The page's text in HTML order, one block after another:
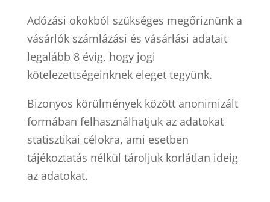
Adózási okokból szükséges megőriznünk a
vásárlók számlázási és vásárlási adatait
legalább 8 évig, hogy jogi
kötelezettségeinknek eleget tegyünk.
Bizonyos körülmények között anonimizált
formában felhasználhatjuk az adatokat
statisztikai célokra, ami esetben
tájékoztatás nélkül tároljuk korlátlan ideig
az adatokat.